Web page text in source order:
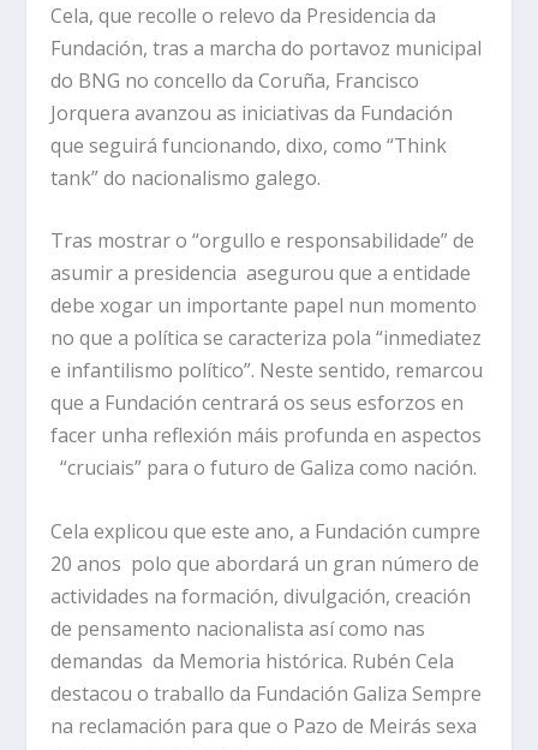
Cela, que recolle o relevo da Presidencia da
Fundación, tras a marcha do portavoz municipal
do BNG no concello da Coruña, Francisco
Jorquera avanzou as iniciativas da Fundación
que seguirá funcionando, dixo, como “Think
tank” do nacionalismo galego.
Tras mostrar o “orgullo e responsabilidade” de
asumir a presidencia asegurou que a entidade
debe xogar un importante papel nun momento
no que a política se caracteriza pola “inmediatez
e infantilismo político”. Neste sentido, remarcou
que a Fundación centrará os seus esforzos en
facer unha reflexión máis profunda en aspectos
“cruciais” para o futuro de Galiza como nación.
Cela explicou que este ano, a Fundación cumpre
20 anos polo que abordará un gran número de
actividades na formación, divulgación, creación
de pensamento nacionalista así como nas
demandas da Memoria histórica. Rubén Cela
destacou o traballo da Fundación Galiza Sempre
na reclamación para que o Pazo de Meirás sexa